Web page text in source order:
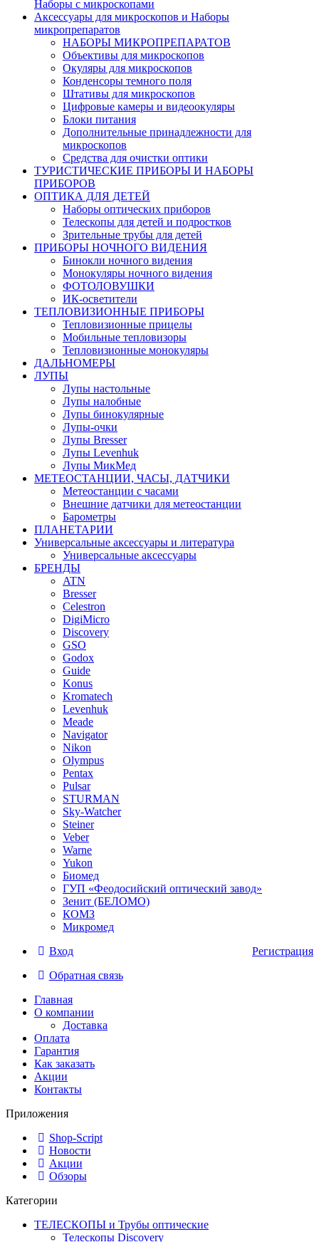
Наборы с микроскопами
Аксессуары для микроскопов и Наборы
микропрепаратов
НАБОРЫ МИКРОПРЕПАРАТОВ
Объективы для микроскопов
Окуляры для микроскопов
Конденсоры темного поля
Штативы для микроскопов
Цифровые камеры и видеоокуляры
Блоки питания
Дополнительные принадлежности для
микроскопов
Средства для очистки оптики
ТУРИСТИЧЕСКИЕ ПРИБОРЫ И НАБОРЫ
ПРИБОРОВ
ОПТИКА ДЛЯ ДЕТЕЙ
Наборы оптических приборов
Телескопы для детей и подростков
Зрительные трубы для детей
ПРИБОРЫ НОЧНОГО ВИДЕНИЯ
Бинокли ночного видения
Монокуляры ночного видения
ФОТОЛОВУШКИ
ИК-осветители
ТЕПЛОВИЗИОННЫЕ ПРИБОРЫ
Тепловизионные прицелы
Мобильные тепловизоры
Тепловизионные монокуляры
ДАЛЬНОМЕРЫ
ЛУПЫ
Лупы настольные
Лупы налобные
Лупы бинокулярные
Лупы-очки
Лупы Bresser
Лупы Levenhuk
Лупы МикМед
МЕТЕОСТАНЦИИ, ЧАСЫ, ДАТЧИКИ
Метеостанции с часами
Внешние датчики для метеостанции
Барометры
ПЛАНЕТАРИИ
Универсальные аксессуары и литература
Универсальные аксессуары
БРЕНДЫ
ATN
Bresser
Celestron
DigiMicro
Discovery
GSO
Godox
Guide
Konus
Kromatech
Levenhuk
Meade
Navigator
Nikon
Olympus
Pentax
Pulsar
STURMAN
Sky-Watcher
Steiner
Veber
Warne
Yukon
Биомед
ГУП «Феодосийский оптический завод»
Зенит (БЕЛОМО)
КОМЗ
Микромед
Регистрация
Вход
Обратная связь
Главная
О компании
Доставка
Оплата
Гарантия
Как заказать
Акции
Контакты
Приложения
Shop-Script
Новости
Акции
Обзоры
Категории
ТЕЛЕСКОПЫ и Трубы оптические
Телескопы Discovery